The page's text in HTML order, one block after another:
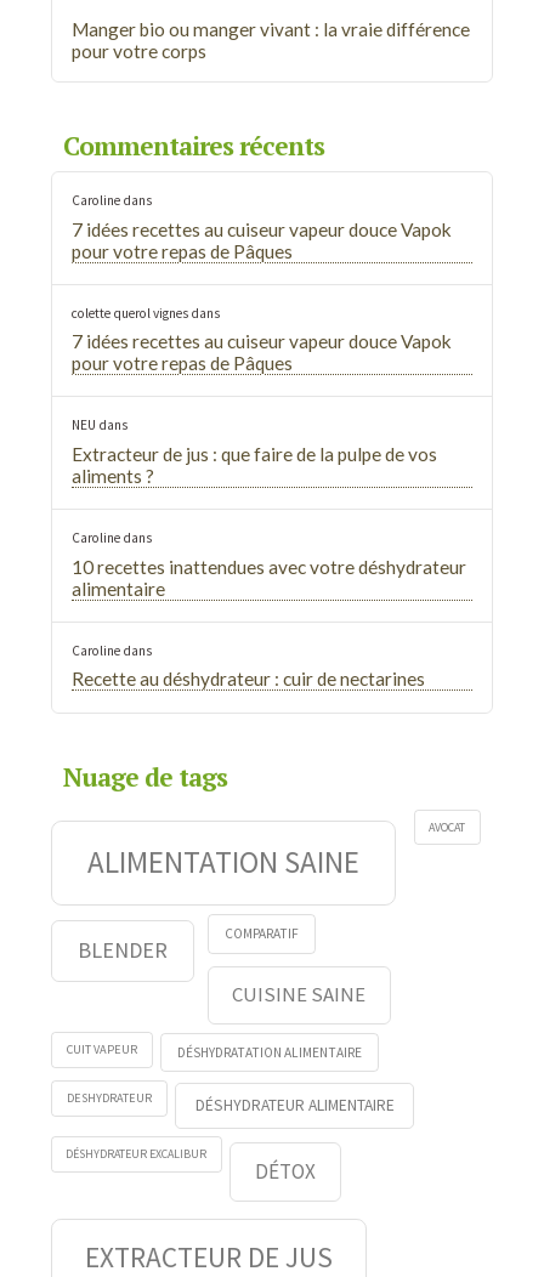
Manger bio ou manger vivant : la vraie différence
pour votre corps
Commentaires récents
Carolinedans
7 idées recettes au cuiseur vapeur douce Vapok
pour votre repas de Pâques
colette querol vignesdans
7 idées recettes au cuiseur vapeur douce Vapok
pour votre repas de Pâques
NEU dans
Extracteur de jus : que faire de la pulpe de vos
aliments ?
Carolinedans
10 recettes inattendues avec votre déshydrateur
alimentaire
Carolinedans
Recette au déshydrateur : cuir de nectarines
Nuage de tags
ALIMENTATION SAINE
AVOCAT
BLENDER
COMPARATIF
CUISINE SAINE
CUIT VAPEUR DÉSHYDRATATION ALIMENTAIRE
DESHYDRATEUR DÉSHYDRATEUR ALIMENTAIRE
DÉSHYDRATEUR EXCALIBUR
DÉTOX
EXTRACTEUR DE JUS